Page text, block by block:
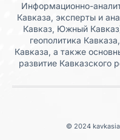
Информационно-
Кавказа, эксперты и
Кавказ, Южный
геополитика
Кавказа, а также
развитие Кавказского
© 2024